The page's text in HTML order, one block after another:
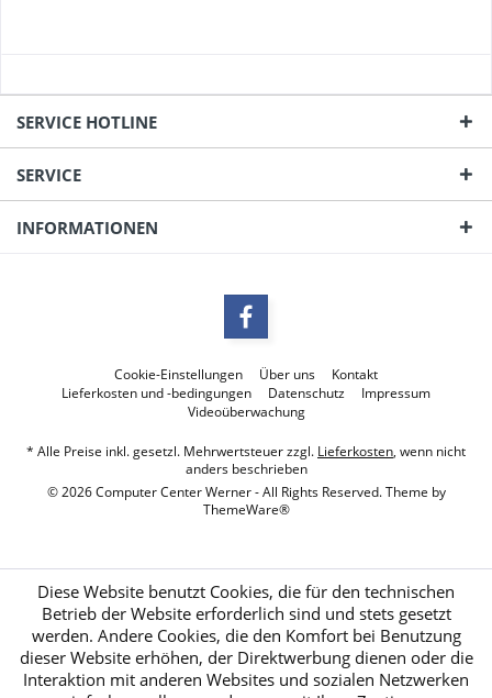
SERVICE HOTLINE
SERVICE
INFORMATIONEN
Cookie-Einstellungen Über uns
Kontakt
Lieferkosten und -bedingungen
Datenschutz
Impressum
Videoüberwachung
* Alle Preise inkl. gesetzl. Mehrwertsteuer zzgl. Lieferkosten, wenn nicht
anders beschrieben
© 2026 Computer Center Werner - All Rights Reserved. Theme by
ThemeWare®
Diese Website benutzt Cookies, die für den technischen
Betrieb der Website erforderlich sind und stets gesetzt
werden. Andere Cookies, die den Komfort bei Benutzung
dieser Website erhöhen, der Direktwerbung dienen oder die
Interaktion mit anderen Websites und sozialen Netzwerken